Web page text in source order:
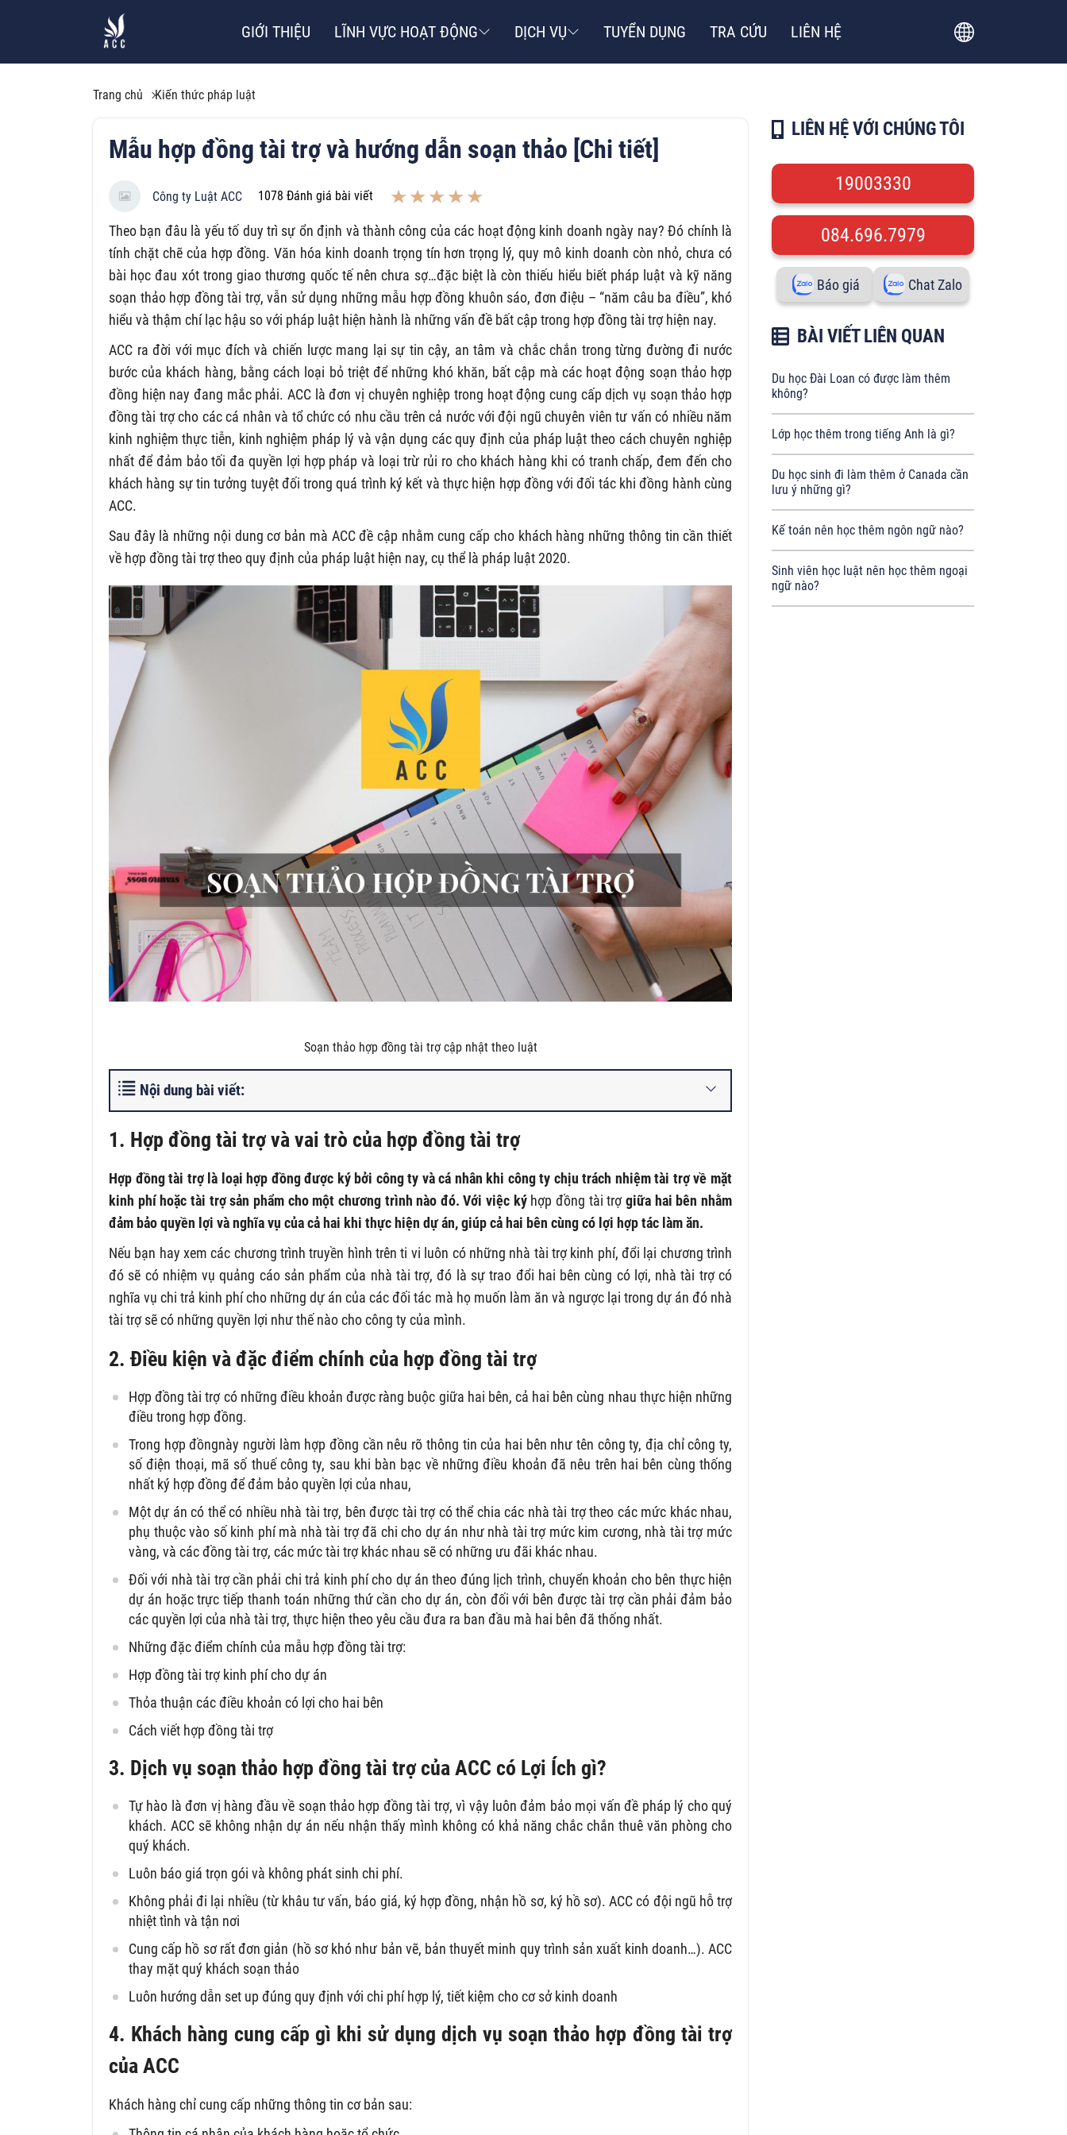
GIỚI THIỆU LĨNH VỰC HOẠT ĐỘNG DỊCH VỤ TUYỂN DỤNG TRA CỨU LIÊN HỆ
Trang chủ Kiến thức pháp luật
Mẫu hợp đồng tài trợ và hướng dẫn soạn thảo [Chi tiết]
Công ty Luật ACC 1078 Đánh giá bài viết
Theo bạn đâu là yếu tố duy trì sự ổn định và thành công của các hoạt động kinh doanh ngày nay? Đó chính là
tính chặt chẽ của hợp đồng. Văn hóa kinh doanh trọng tín hơn trọng lý, quy mô kinh doanh còn nhỏ, chưa có
bài học đau xót trong giao thương quốc tế nên chưa sợ…đặc biệt là còn thiếu hiểu biết pháp luật và kỹ năng
soạn thảo hợp đồng tài trợ, vẫn sử dụng những mẫu hợp đồng khuôn sáo, đơn điệu – “năm câu ba điều”, khó
hiểu và thậm chí lạc hậu so với pháp luật hiện hành là những vấn đề bất cập trong hợp đồng tài trợ hiện nay.
ACC ra đời với mục đích và chiến lược mang lại sự tin cậy, an tâm và chắc chắn trong từng đường đi nước
bước của khách hàng, bằng cách loại bỏ triệt để những khó khăn, bất cập mà các hoạt động soạn thảo hợp
đồng hiện nay đang mắc phải. ACC là đơn vị chuyên nghiệp trong hoạt động cung cấp dịch vụ soạn thảo hợp
đồng tài trợ cho các cá nhân và tổ chức có nhu cầu trên cả nước với đội ngũ chuyên viên tư vấn có nhiều năm
kinh nghiệm thực tiễn, kinh nghiệm pháp lý và vận dụng các quy định của pháp luật theo cách chuyên nghiệp
nhất để đảm bảo tối đa quyền lợi hợp pháp và loại trừ rủi ro cho khách hàng khi có tranh chấp, đem đến cho
khách hàng sự tin tưởng tuyệt đối trong quá trình ký kết và thực hiện hợp đồng với đối tác khi đồng hành cùng
ACC.
Sau đây là những nội dung cơ bản mà ACC đề cập nhằm cung cấp cho khách hàng những thông tin cần thiết
về hợp đồng tài trợ theo quy định của pháp luật hiện nay, cụ thể là pháp luật 2020.
Soạn thảo hợp đồng tài trợ cập nhật theo luật
Nội dung bài viết:
1. Hợp đồng tài trợ và vai trò của hợp đồng tài trợ
Hợp đồng tài trợ là loại hợp đồng được ký bởi công ty và cá nhân khi công ty chịu trách nhiệm tài trợ về mặt
kinh phí hoặc tài trợ sản phẩm cho một chương trình nào đó. Với việc ký hợp đồng tài trợgiữa hai bên nhằm
đảm bảo quyền lợi và nghĩa vụ của cả hai khi thực hiện dự án, giúp cả hai bên cùng có lợi hợp tác làm ăn.
Nếu bạn hay xem các chương trình truyền hình trên ti vi luôn có những nhà tài trợ kinh phí, đổi lại chương trình
đó sẽ có nhiệm vụ quảng cáo sản phẩm của nhà tài trợ, đó là sự trao đổi hai bên cùng có lợi, nhà tài trợ có
nghĩa vụ chi trả kinh phí cho những dự án của các đối tác mà họ muốn làm ăn và ngược lại trong dự án đó nhà
tài trợ sẽ có những quyền lợi như thế nào cho công ty của mình.
2. Điều kiện và đặc điểm chính của hợp đồng tài trợ
Hợp đồng tài trợ có những điều khoản được ràng buộc giữa hai bên, cả hai bên cùng nhau thực hiện những
điều trong hợp đồng.
Trong hợp đồngnày người làm hợp đồng cần nêu rõ thông tin của hai bên như tên công ty, địa chỉ công ty,
số điện thoại, mã số thuế công ty, sau khi bàn bạc về những điều khoản đã nêu trên hai bên cùng thống
nhất ký hợp đồng để đảm bảo quyền lợi của nhau,
Một dự án có thể có nhiều nhà tài trợ, bên được tài trợ có thể chia các nhà tài trợ theo các mức khác nhau,
phụ thuộc vào số kinh phí mà nhà tài trợ đã chi cho dự án như nhà tài trợ mức kim cương, nhà tài trợ mức
vàng, và các đồng tài trợ, các mức tài trợ khác nhau sẽ có những ưu đãi khác nhau.
Đối với nhà tài trợ cần phải chi trả kinh phí cho dự án theo đúng lịch trình, chuyển khoản cho bên thực hiện
dự án hoặc trực tiếp thanh toán những thứ cần cho dự án, còn đối với bên được tài trợ cần phải đảm bảo
các quyền lợi của nhà tài trợ, thực hiện theo yêu cầu đưa ra ban đầu mà hai bên đã thống nhất.
Những đặc điểm chính của mẫu hợp đồng tài trợ:
Hợp đồng tài trợ kinh phí cho dự án
Thỏa thuận các điều khoản có lợi cho hai bên
Cách viết hợp đồng tài trợ
3. Dịch vụ soạn thảo hợp đồng tài trợ của ACC có Lợi Ích gì?
Tự hào là đơn vị hàng đầu về soạn thảo hợp đồng tài trợ, vì vậy luôn đảm bảo mọi vấn đề pháp lý cho quý
khách. ACC sẽ không nhận dự án nếu nhận thấy mình không có khả năng chắc chắn thuê văn phòng cho
quý khách.
Luôn báo giá trọn gói và không phát sinh chi phí.
Không phải đi lại nhiều (từ khâu tư vấn, báo giá, ký hợp đồng, nhận hồ sơ, ký hồ sơ). ACC có đội ngũ hỗ trợ
nhiệt tình và tận nơi
Cung cấp hồ sơ rất đơn giản (hồ sơ khó như bản vẽ, bản thuyết minh quy trình sản xuất kinh doanh…). ACC
thay mặt quý khách soạn thảo
Luôn hướng dẫn set up đúng quy định với chi phí hợp lý, tiết kiệm cho cơ sở kinh doanh
4. Khách hàng cung cấp gì khi sử dụng dịch vụ soạn thảo hợp đồng tài trợ
của ACC
Khách hàng chỉ cung cấp những thông tin cơ bản sau:
LIÊN HỆ VỚI CHÚNG TÔI
19003330
084.696.7979
Báo giá Chat Zalo
BÀI VIẾT LIÊN QUAN
Du học Đài Loan có được làm thêm
không?
Lớp học thêm trong tiếng Anh là gì?
Du học sinh đi làm thêm ở Canada cần
lưu ý những gì?
Kế toán nên học thêm ngôn ngữ nào?
Sinh viên học luật nên học thêm ngoại
ngữ nào?